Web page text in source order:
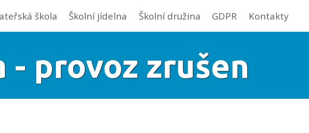
škola Školní jídelna Školní družina GDPR Kontakty
- provoz zrušen